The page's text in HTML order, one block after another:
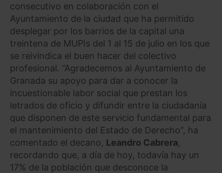
consecutivo en colaboración con el
Ayuntamiento de la ciudad que ha permitido
desplegar por los barrios de la capital una
treintena de MUPIs del 1 al 15 de julio en los que
se reivindica el buen hacer del colectivo
profesional. “Agradecemos al Ayuntamiento de
Granada su apoyo para dar a conocer la
incuestionable labor social que prestan los
letrados de oficio y difundir entre la ciudadanía
que disponen de este servicio fundamental para
el mantenimiento del Estado de Derecho”, ha
comentado el decano, Leandro Cabrera,
recordando que, a día de hoy, todavía hay un
17% de la población que desconoce la